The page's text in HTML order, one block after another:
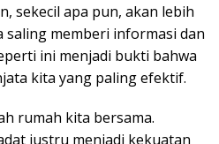
sekecil apa pun, akan lebih
saling memberi informasi dan
ini menjadi bukti bahwa
kita yang paling efektif.
rumah kita bersama.
justru menjadi kekuatan